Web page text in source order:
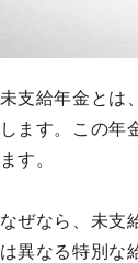
未支給年金とは、
します。この年
ます。
なぜなら、未支
は異なる特別な